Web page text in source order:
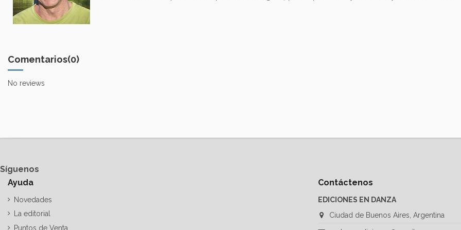
Comentarios(0)
No reviews
Síguenos
Ayuda
Novedades
La editorial
Puntos de Venta
Contáctenos
EDICIONES EN DANZA
Ciudad de Buenos Aires, Argentina